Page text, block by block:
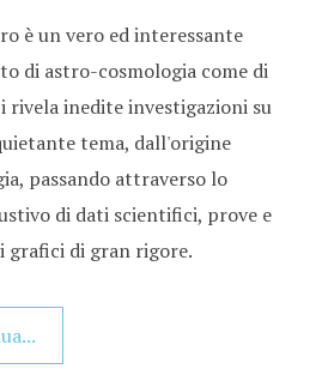
è un vero ed interessante
di astro-cosmologia come di
rivela inedite investigazioni su
tema, dall'origine
passando attraverso lo
di dati scientifici, prove e
grafici di gran rigore.